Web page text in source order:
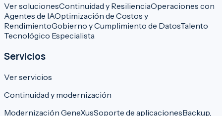
Ver solucionesContinuidad y ResilienciaOperaciones con
Agentes de IAOptimización de Costos y
RendimientoGobierno y Cumplimiento de DatosTalento
Tecnológico Especialista
Servicios
Ver servicios
Continuidad y modernización
Modernización GeneXusSoporte de aplicacionesBackup,